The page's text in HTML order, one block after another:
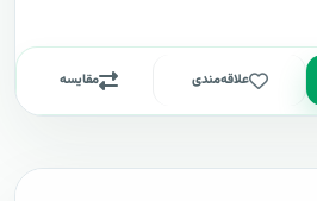
علاقه‌مندی مقایسه